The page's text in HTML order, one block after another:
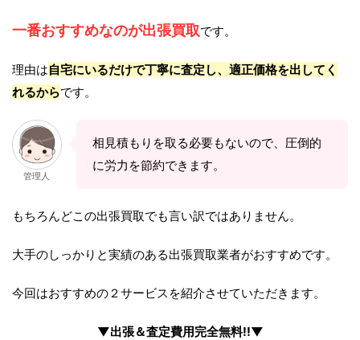
一番おすすめなのが出張買取です。
理由は自宅にいるだけで丁寧に査定し、適正価格を出してく
れるからです。
管理人
相見積もりを取る必要もないので、圧倒的
に労力を節約できます。
もちろんどこの出張買取でも言い訳ではありません。
大手のしっかりと実績のある出張買取業者がおすすめです。
今回はおすすめの２サービスを紹介させていただきます。
▼出張＆査定費用完全無料!!▼